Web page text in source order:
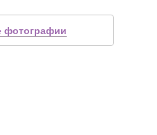
фотографии